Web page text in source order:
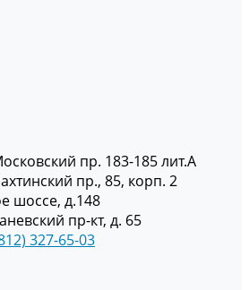
пр. 183-185 лит.А
пр., 85, корп. 2
шоссе, д.148
пр-кт, д. 65
327-65-03